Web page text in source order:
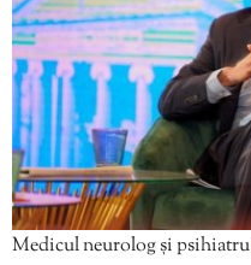
Medicul neurolog și psihiatru